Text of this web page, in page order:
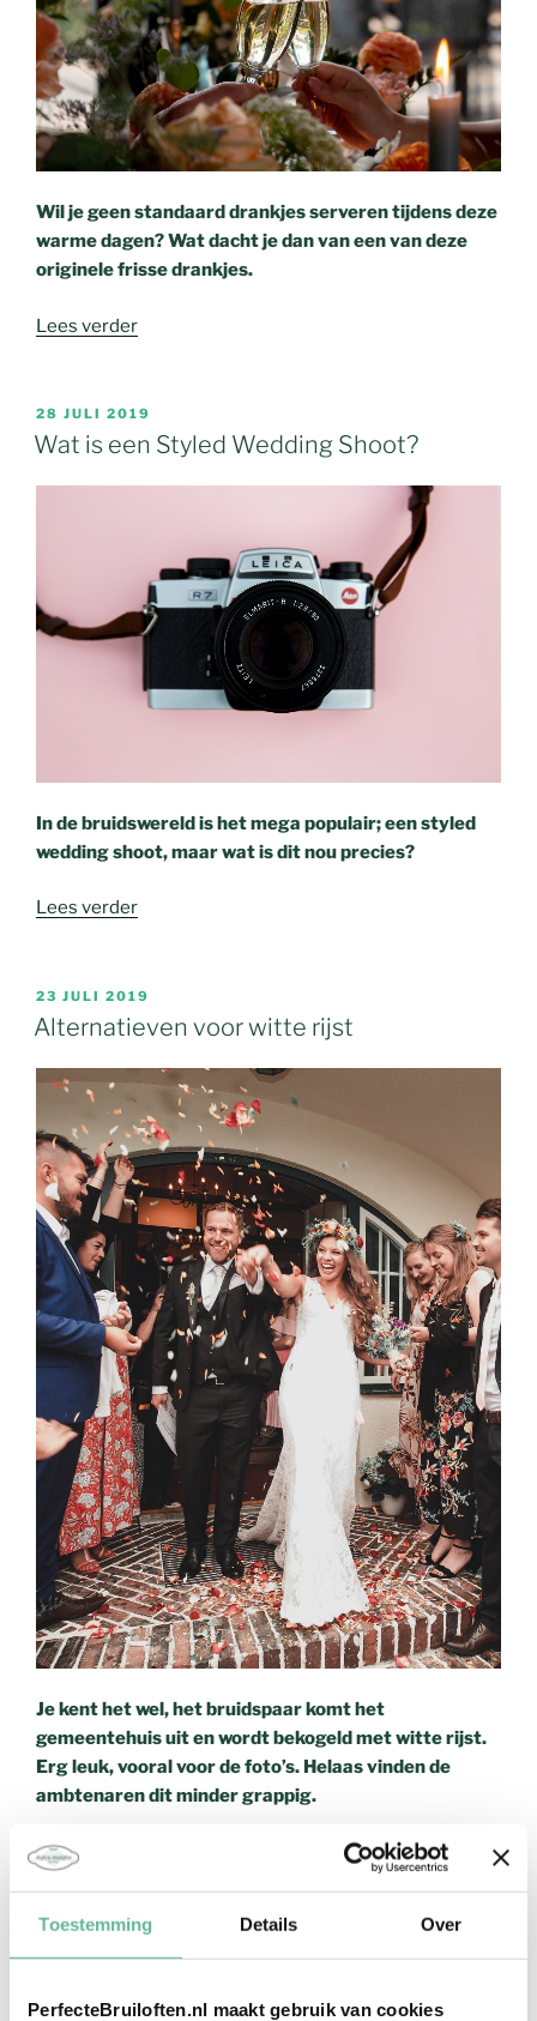
Toestemming Details Over
PerfecteBruiloften.nl maakt gebruik van cookies
Wil je geen standaard drankjes serveren tijdens deze
warme dagen? Wat dacht je dan van een van deze
originele frisse drankjes.
Lees verder
28 JULI 2019
Wat is een Styled Wedding Shoot?
In de bruidswereld is het mega populair; een styled
wedding shoot, maar wat is dit nou precies?
Lees verder
23 JULI 2019
Alternatieven voor witte rijst
Je kent het wel, het bruidspaar komt het
gemeentehuis uit en wordt bekogeld met witte rijst.
Erg leuk, vooral voor de foto’s. Helaas vinden de
ambtenaren dit minder grappig.
Lees verder
12 JULI 2019